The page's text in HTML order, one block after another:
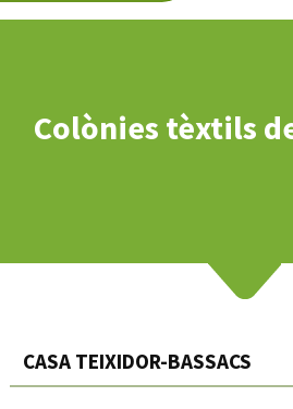
Colònies tèxtils
CASA TEIXIDOR-BASSACS